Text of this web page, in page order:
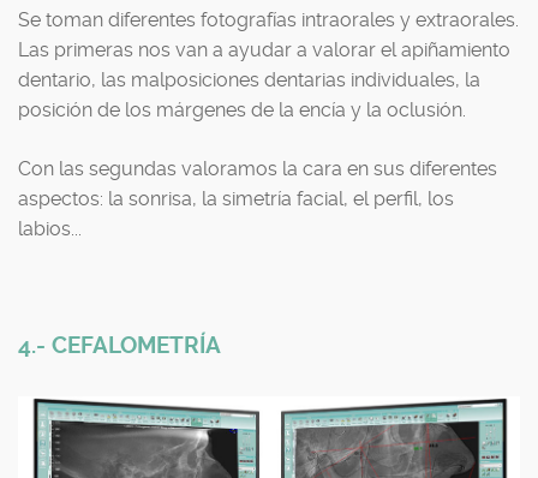
Se toman diferentes fotografías intraorales y extraorales.
Las primeras nos van a ayudar a valorar el apiñamiento
dentario, las malposiciones dentarias individuales, la
posición de los márgenes de la encía y la oclusión.
Con las segundas valoramos la cara en sus diferentes
aspectos: la sonrisa, la simetría facial, el perfil, los
labios...
4.- CEFALOMETRÍA